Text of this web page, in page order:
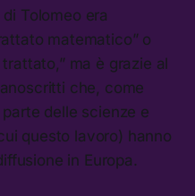
Tolomeo era
matematico” o
ma è grazie al
che, come
delle scienze e
questo lavoro) hanno
in Europa.